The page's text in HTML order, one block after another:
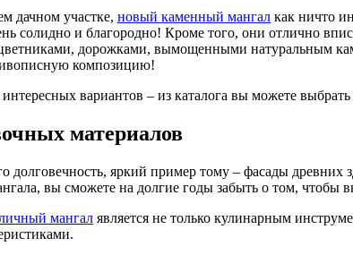
дачном участке, новый каменный мангал как ничто
солидно и благородно! Кроме того, они отлично
дорожками, вымощенными натуральным
композицию!
вариантов – из каталога вы можете
материалов
долговечность, яркий пример тому – фасады
вы сможете на долгие годы забыть о том, чтобы
мангал является не только кулинарным